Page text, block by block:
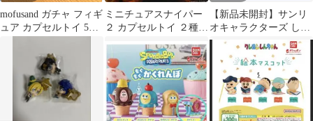
mofusand ガチャ フィギ
ュア カプセルトイ 5点
ミニチュアスナイパー
２ カプセルトイ ２種
【新品未開封】サンリ
オキャラクターズ しょ
くぱんず シナモロール